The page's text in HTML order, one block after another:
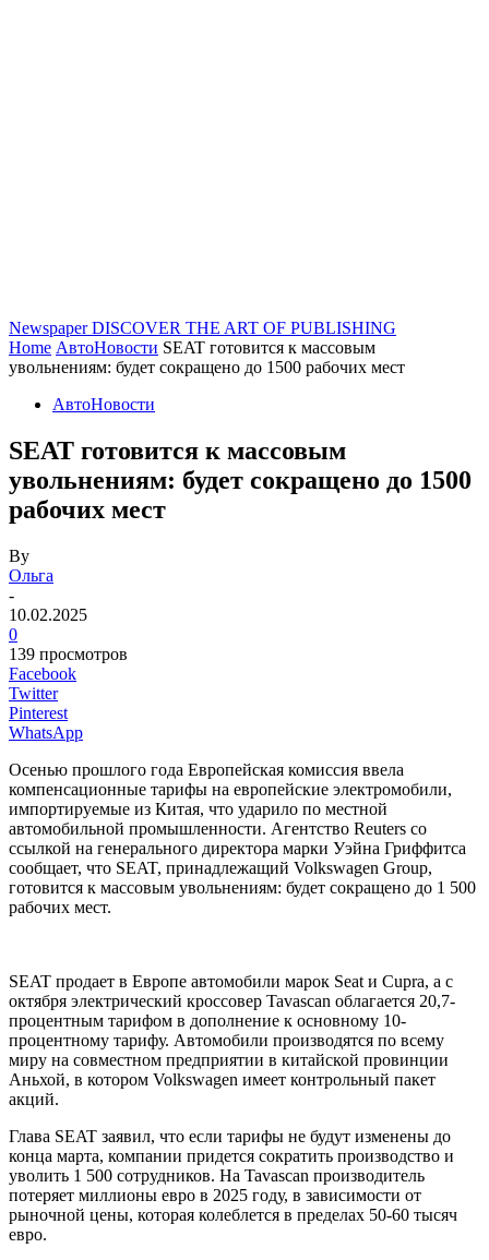
Newspaper DISCOVER THE ART OF PUBLISHING
Home АвтоНовости SEAT готовится к массовым
увольнениям: будет сокращено до 1500 рабочих мест
АвтоНовости
SEAT готовится к массовым
увольнениям: будет сокращено до 1500
рабочих мест
By
Ольга
-
10.02.2025
0
139 просмотров
Facebook
Twitter
Pinterest
WhatsApp
Осенью прошлого года Европейская комиссия ввела
компенсационные тарифы на европейские электромобили,
импортируемые из Китая, что ударило по местной
автомобильной промышленности. Агентство Reuters со
ссылкой на генерального директора марки Уэйна Гриффитса
сообщает, что SEAT, принадлежащий Volkswagen Group,
готовится к массовым увольнениям: будет сокращено до 1 500
рабочих мест.
SEAT продает в Европе автомобили марок Seat и Cupra, а с
октября электрический кроссовер Tavascan облагается 20,7-
процентным тарифом в дополнение к основному 10-
процентному тарифу. Автомобили производятся по всему
миру на совместном предприятии в китайской провинции
Аньхой, в котором Volkswagen имеет контрольный пакет
акций.
Глава SEAT заявил, что если тарифы не будут изменены до
конца марта, компании придется сократить производство и
уволить 1 500 сотрудников. На Tavascan производитель
потеряет миллионы евро в 2025 году, в зависимости от
рыночной цены, которая колеблется в пределах 50-60 тысяч
евро.